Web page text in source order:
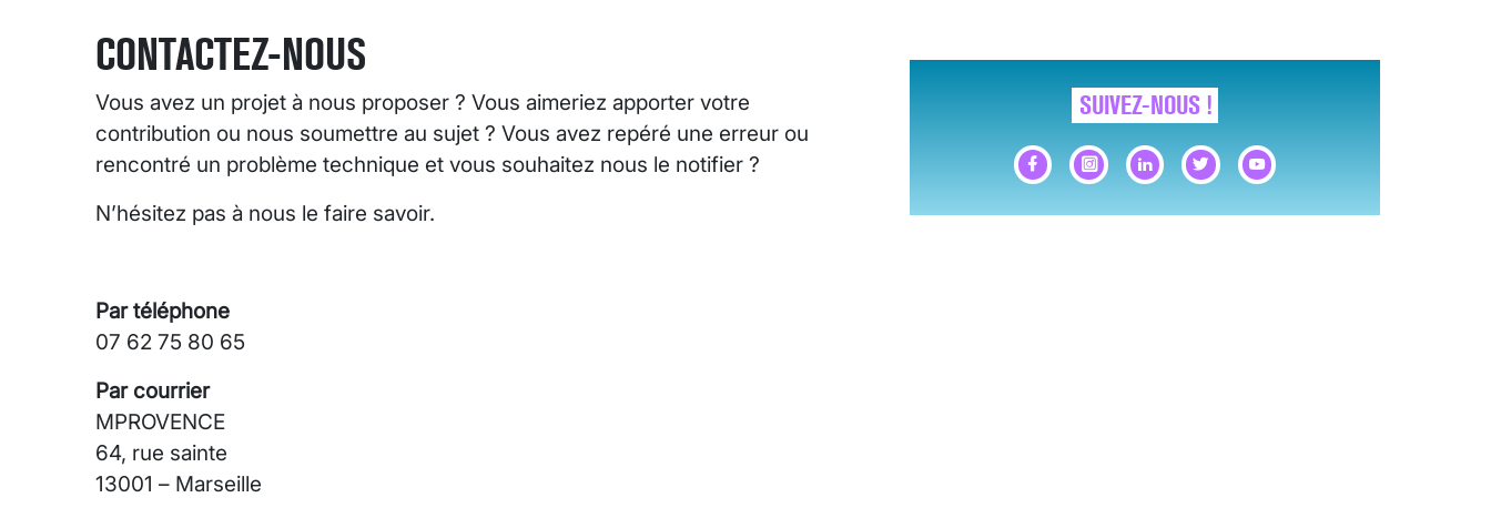
CONTACTEZ-NOUS
Vous avez un projet à nous proposer ? Vous aimeriez apporter votre
contribution ou nous soumettre au sujet ? Vous avez repéré une erreur ou
rencontré un problème technique et vous souhaitez nous le notifier ?
N’hésitez pas à nous le faire savoir.
Par téléphone
07 62 75 80 65
Par courrier
MPROVENCE
64, rue sainte
13001 – Marseille
SUIVEZ-NOUS !